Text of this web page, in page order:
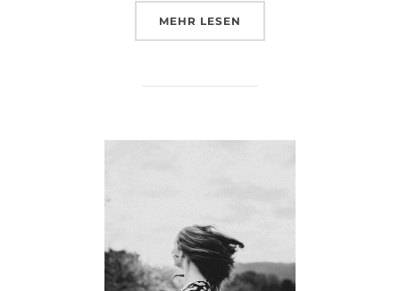
MEHR ÜBER „BAILEY, WIEDER EINE
LESEN